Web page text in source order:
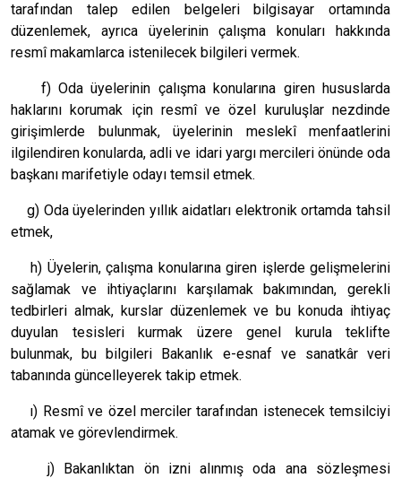
tarafından talep edilen belgeleri bilgisayar ortamında
düzenlemek, ayrıca üyelerinin çalışma konuları hakkında
resmî makamlarca istenilecek bilgileri vermek.
f) Oda üyelerinin çalışma konularına giren hususlarda
haklarını korumak için resmî ve özel kuruluşlar nezdinde
girişimlerde bulunmak, üyelerinin meslekî menfaatlerini
ilgilendiren konularda, adli ve idari yargı mercileri önünde oda
başkanı marifetiyle odayı temsil etmek.
g) Oda üyelerinden yıllık aidatları elektronik ortamda tahsil
etmek,
h) Üyelerin, çalışma konularına giren işlerde gelişmelerini
sağlamak ve ihtiyaçlarını karşılamak bakımından, gerekli
tedbirleri almak, kurslar düzenlemek ve bu konuda ihtiyaç
duyulan tesisleri kurmak üzere genel kurula teklifte
bulunmak, bu bilgileri Bakanlık e-esnaf ve sanatkâr veri
tabanında güncelleyerek takip etmek.
ı) Resmî ve özel merciler tarafından istenecek temsilciyi
atamak ve görevlendirmek.
j) Bakanlıktan ön izni alınmış oda ana sözleşmesi